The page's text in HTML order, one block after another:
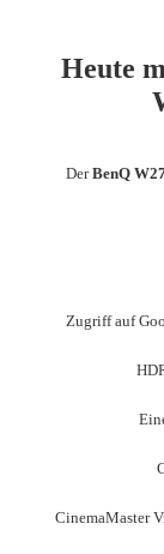
Heute
DerBenQ
Zugriff auf
CinemaMaster